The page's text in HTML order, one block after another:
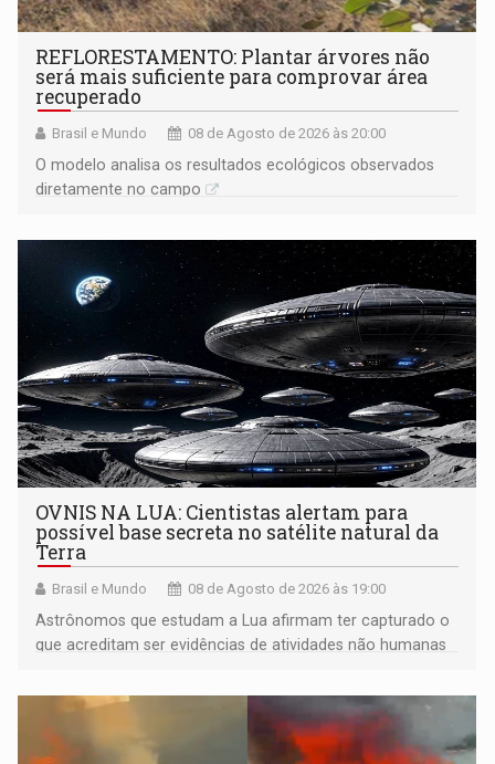
REFLORESTAMENTO: Plantar árvores não
será mais suficiente para comprovar área
recuperado
Brasil e Mundo 08 de Agosto de 2026 às 20:00
O modelo analisa os resultados ecológicos observados
diretamente no campo
OVNIS NA LUA: Cientistas alertam para
possível base secreta no satélite natural da
Terra
Brasil e Mundo 08 de Agosto de 2026 às 19:00
Astrônomos que estudam a Lua afirmam ter capturado o
que acreditam ser evidências de atividades não humanas
órbita